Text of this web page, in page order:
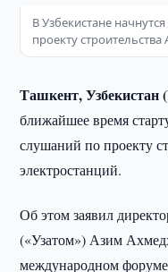
В Узбекистане
проекту строительства
Ташкент,
ближайшее время
слушаний по проекту
электростанций.
Об этом заявил
(«Узатом») Азим
международном